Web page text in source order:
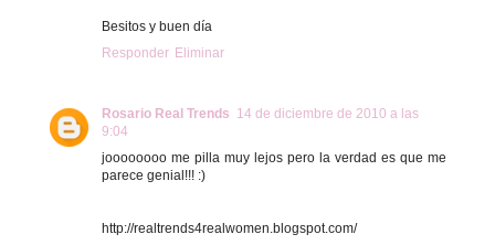
Besitos y buen día
Responder Eliminar
Rosario Real Trends 14 de diciembre de 2010 a las
9:04
joooooooo me pilla muy lejos pero la verdad es que me
parece genial!!! :)
http://realtrends4realwomen.blogspot.com/